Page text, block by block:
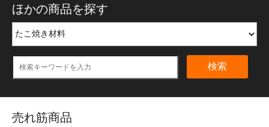
ほかの商品を探す
検索
売れ筋商品